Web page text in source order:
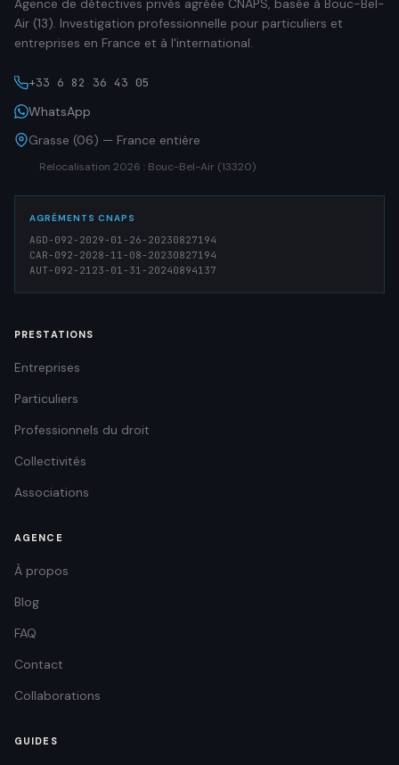
Agence de détectives privés agréée CNAPS, basée à Bouc-Bel-
Air (13). Investigation professionnelle pour particuliers et
entreprises en France et à l'international.
+33 6 82 36 43 05
WhatsApp
Grasse (06) — France entière
Relocalisation 2026 : Bouc-Bel-Air (13320)
AGRÉMENTS CNAPS
AGD-092-2029-01-26-20230827194
CAR-092-2028-11-08-20230827194
AUT-092-2123-01-31-20240894137
PRESTATIONS
Entreprises
Particuliers
Professionnels du droit
Collectivités
Associations
AGENCE
À propos
Blog
FAQ
Contact
Collaborations
GUIDES